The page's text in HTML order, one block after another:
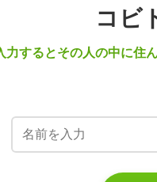
コビ
力するとその人の中に住